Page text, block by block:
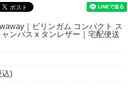
｜ビリンガム コンパクト ス
ンバス x タンレザー｜宅配便送
込)